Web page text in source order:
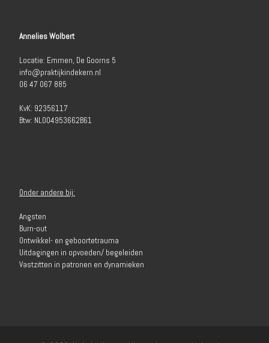
Annelies Wolbert
Locatie: Emmen, De Goorns 5
info@praktijkindekern.nl
06 47 067 885
KvK: 92356117
Btw: NL004953662B61
Onder andere bij:
Angsten
Burn-out
Ontwikkel- en geboortetrauma
Uitdagingen in opvoeden/ begeleiden
Vastzitten in patronen en dynamieken